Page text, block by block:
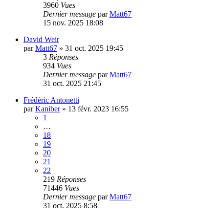
3960 Vues
Dernier message parMatt67
15 nov. 2025 18:08
David Weir
parMatt67 » 31 oct. 2025 19:45
3 Réponses
934 Vues
Dernier message parMatt67
31 oct. 2025 21:45
Frédéric Antonetti
parKaniber» 13 févr. 2023 16:55
1
…
18
19
20
21
22
219 Réponses
71446 Vues
Dernier message parMatt67
31 oct. 2025 8:58